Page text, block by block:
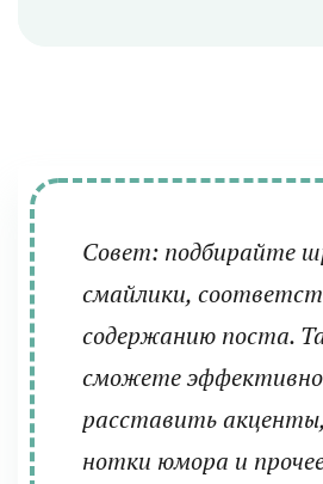
Совет: подбирайте
смайлики,
содержанию поста.
сможете эффективно
расставить
нотки юмора и